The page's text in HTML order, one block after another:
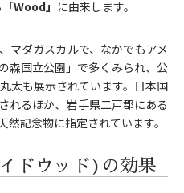
「Wood」 に由来します。
マダガスカルで、なかでもアメ
森国立公園」で多くみられ、公
太も展示されています。日本国
れるほか、岩手県二戸郡にある
然記念物に指定されています。
ドウッド)の効果